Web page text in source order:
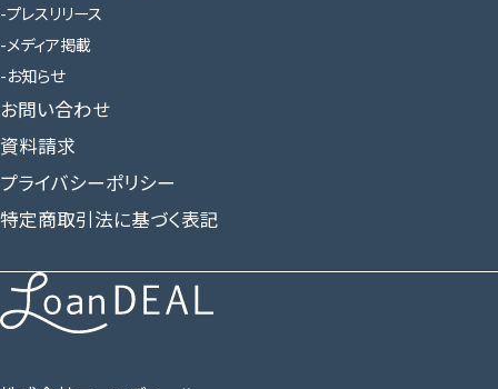
プレスリリース
メディア掲載
お知らせ
お問い合わせ
資料請求
プライバシーポリシー
特定商取引法に基づく表記